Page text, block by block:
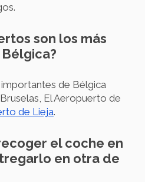
son los más
de Bélgica
El Aeropuerto de
de Lieja.
el coche en
en otra de